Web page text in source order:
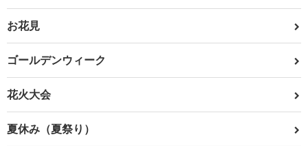
お花見
ゴールデンウィーク
花火大会
夏休み（夏祭り）